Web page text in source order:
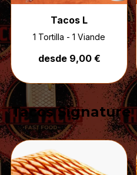
Tacos L
1 Tortilla - 1 Viande
desde 9,00 €
Tacos Signature